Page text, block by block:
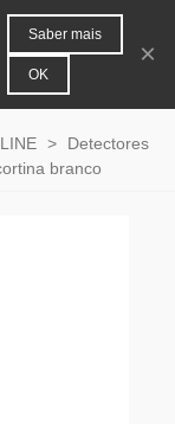
0
>
Detectores
branco
Saber mais
OK
×